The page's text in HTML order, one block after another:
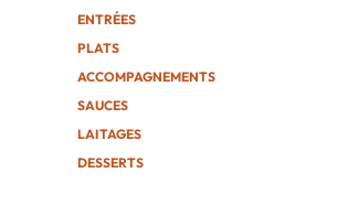
ENTRÉES
PLATS
ACCOMPAGNEMENTS
SAUCES
LAITAGES
DESSERTS